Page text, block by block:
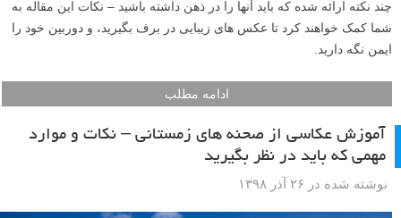
چند نکته ارائه شده که باید آنها را در ذهن داشته باشید – نکات این مقاله به
شما کمک خواهند کرد تا عکس های زیبایی در برف بگیرید، و دوربین خود را
ایمن نگه دارید.
ادامه مطلب
آموزش عکاسی از صحنه های زمستانی – نکات و موارد
مهمی که باید در نظر بگیرید
نوشته شده در ۲۶ آذر ۱۳۹۸